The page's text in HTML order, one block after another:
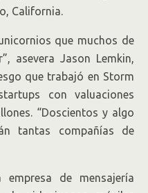
California.
que muchos de
asevera Jason Lemkin,
que trabajó en Storm
con valuaciones
“Doscientos y algo
tantas compañías de
de mensajería